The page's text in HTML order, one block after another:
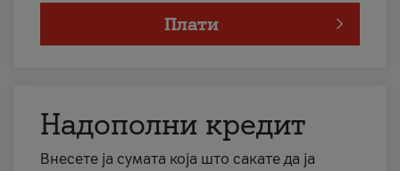
Плати
Надополни кредит
Внесете ја сумата која што сакате да ја